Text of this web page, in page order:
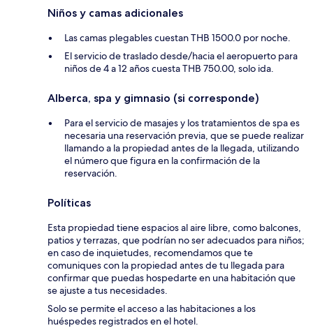
Niños y camas adicionales
Las camas plegables cuestan THB 1500.0 por noche.
El servicio de traslado desde/hacia el aeropuerto para
niños de 4 a 12 años cuesta THB 750.00, solo ida.
Alberca, spa y gimnasio (si corresponde)
Para el servicio de masajes y los tratamientos de spa es
necesaria una reservación previa, que se puede realizar
llamando a la propiedad antes de la llegada, utilizando
el número que figura en la confirmación de la
reservación.
Políticas
Esta propiedad tiene espacios al aire libre, como balcones,
patios y terrazas, que podrían no ser adecuados para niños;
en caso de inquietudes, recomendamos que te
comuniques con la propiedad antes de tu llegada para
confirmar que puedas hospedarte en una habitación que
se ajuste a tus necesidades.
Solo se permite el acceso a las habitaciones a los
huéspedes registrados en el hotel.